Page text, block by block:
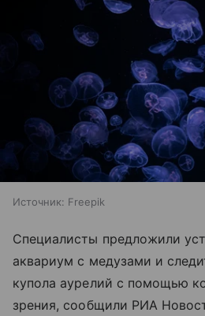
Источник: Freepik
Специалисты предложили
аквариум с медузами и
купола аурелий с помощью
зрения, сообщили РИА